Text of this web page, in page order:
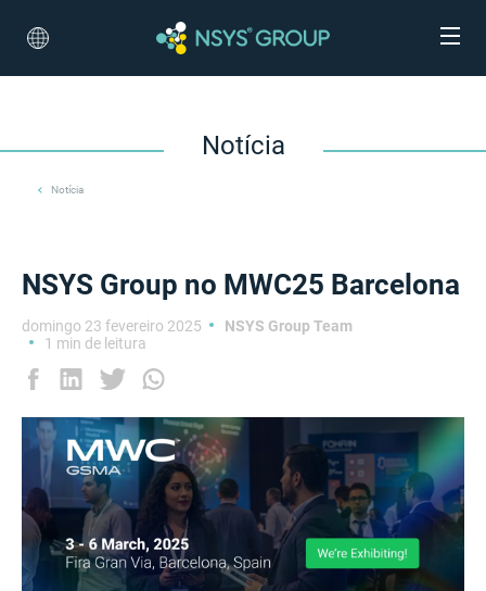
Notícia
Notícia
NSYS Group no MWC25 Barcelona
domingo 23 fevereiro 2025
NSYS Group Team
1 min de leitura